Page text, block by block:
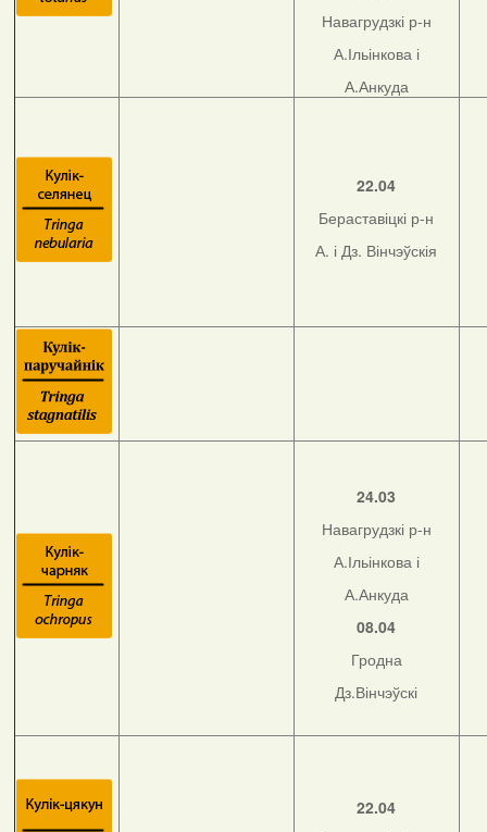
Навагрудзкі р-н
А.Ільінкова і
А.Анкуда
22.04
Бераставіцкі р-н
А. і Дз. Вінчэўскія
24.03
Навагрудзкі р-н
А.Ільінкова і
А.Анкуда
08.04
Гродна
Дз.Вінчэўскі
22.04